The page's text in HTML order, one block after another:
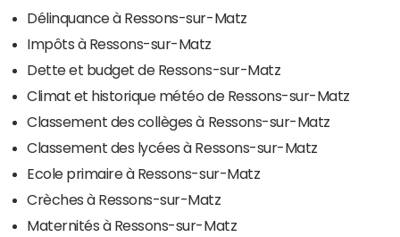
Délinquance à Ressons-sur-Matz
Impôts à Ressons-sur-Matz
Dette et budget de Ressons-sur-Matz
Climat et historique météo de Ressons-sur-Matz
Classement des collèges à Ressons-sur-Matz
Classement des lycées à Ressons-sur-Matz
Ecole primaire à Ressons-sur-Matz
Crèches à Ressons-sur-Matz
Maternités à Ressons-sur-Matz